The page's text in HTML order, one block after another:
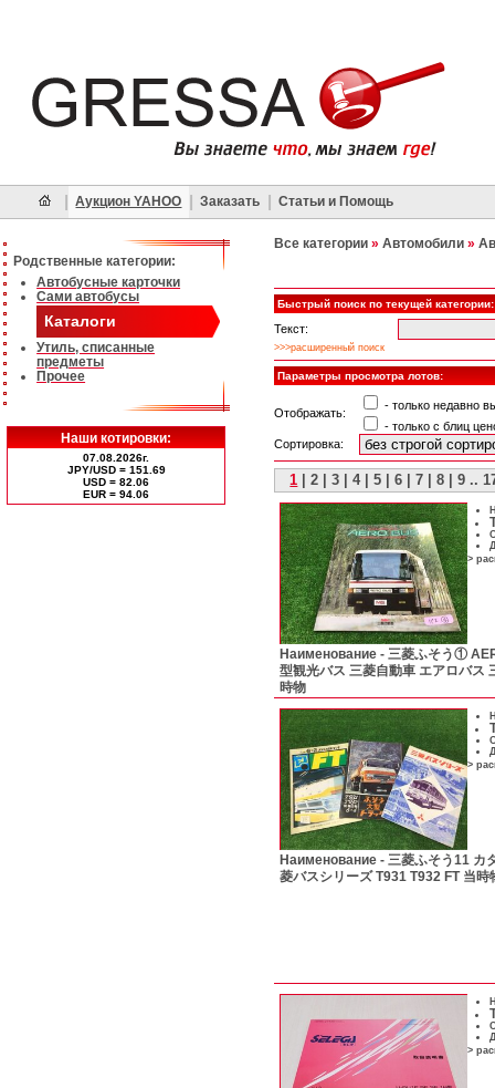
Аукцион YAHOO Заказать Статьи и Помощь
Родственные категории:
Автобусные карточки
Сами автобусы
Каталоги
Утиль, списанные
предметы
Прочее
Наши котировки:
07.08.2026г.
JPY/USD = 151.69
USD = 82.06
ЕUR = 94.06
Все категории » Автомобили »
Быстрый поиск по текущей категории:
Текст:
>>>расширенный поиск
Параметры просмотра лотов:
Отображать:
- только недавно
- только с блиц
Сортировка:
1 |2 |3 |4|5 |6 |7 |8 |9 ..
>
Наименование - 三菱ふそう①
型観光バス 三菱自動車 エアロバス
時物
>
Наименование - 三菱ふそう11 カ
菱バスシリーズ T931 T932 FT 当時
>